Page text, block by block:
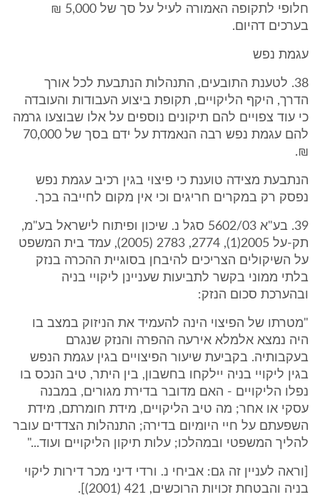
חלופי לתקופה האמורה לעיל על סך של 5,000 ₪
בערכים דהיום.
עגמת נפש
38. לטענת התובעים, התנהלות הנתבעת לכל אורך
הדרך, היקף הליקויים, תקופת ביצוע העבודות והעובדה
כי עוד צפויים להם תיקונים נוספים על אלו שבוצעו גרמה
להם עגמת נפש רבה הנאמדת על ידם בסך של 70,000
₪.
הנתבעת מצידה טוענת כי פיצוי בגין רכיב עגמת נפש
נפסק רק במקרים חריגים וכי אין מקום לחייבה בכך.
39. בע"א 5602/03 סגל נ. שיכון ופיתוח לישראל בע"מ,
תק-על 2005(1), 2774, 2783 (2005), עמד בית המשפט
על השיקולים הצריכים להיבחן בסוגיית ההכרה בנזק
בלתי ממוני בקשר לתביעות שעניינן ליקויי בניה
ובהערכת סכום הנזק:
"מטרתו של הפיצוי הינה להעמיד את הניזוק במצב בו
היה נמצא אלמלא אירעה ההפרה והנזק שנגרם
בעקבותיה. בקביעת שיעור הפיצויים בגין עגמת הנפש
בגין ליקויי בניה יילקחו בחשבון, בין היתר, טיב הנכס בו
נפלו הליקויים - האם מדובר בדירת מגורים, במבנה
עסקי או אחר; מה טיב הליקויים, מידת חומרתם, מידת
השפעתם על חיי היומיום בדירה; התנהלות הצדדים עובר
להליך המשפטי ובמהלכו; עלות תיקון הליקויים ועוד..."
[וראה לעניין זה גם: אביחי נ. ורדי דיני מכר דירות ליקוי
בניה והבטחת זכויות הרוכשים, 421 (2001)].